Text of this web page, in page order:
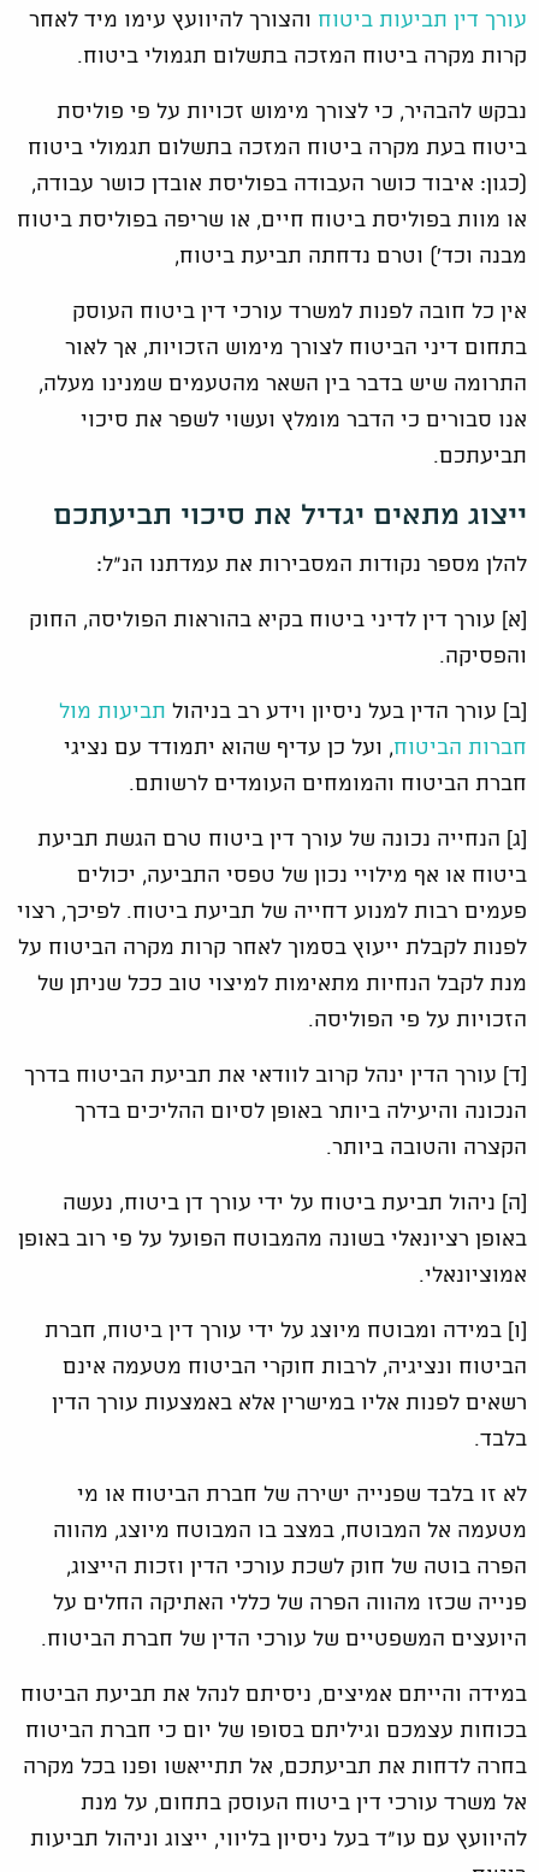
עורך דין תביעות ביטוח והצורך להיוועץ עימו מיד לאחר
קרות מקרה ביטוח המזכה בתשלום תגמולי ביטוח.
נבקש להבהיר, כי לצורך מימוש זכויות על פי פוליסת
ביטוח בעת מקרה ביטוח המזכה בתשלום תגמולי ביטוח
(כגון: איבוד כושר העבודה בפוליסת אובדן כושר עבודה,
או מוות בפוליסת ביטוח חיים, או שריפה בפוליסת ביטוח
מבנה וכד') וטרם נדחתה תביעת ביטוח,
אין כל חובה לפנות למשרד עורכי דין ביטוח העוסק
בתחום דיני הביטוח לצורך מימוש הזכויות, אך לאור
התרומה שיש בדבר בין השאר מהטעמים שמנינו מעלה,
אנו סבורים כי הדבר מומלץ ועשוי לשפר את סיכוי
תביעתכם.
ייצוג מתאים יגדיל את סיכוי תביעתכם
להלן מספר נקודות המסבירות את עמדתנו הנ"ל:
[א] עורך דין לדיני ביטוח בקיא בהוראות הפוליסה, החוק
והפסיקה.
[ב] עורך הדין בעל ניסיון וידע רב בניהול תביעות מול
חברות הביטוח, ועל כן עדיף שהוא יתמודד עם נציגי
חברת הביטוח והמומחים העומדים לרשותם.
[ג] הנחייה נכונה של עורך דין ביטוח טרם הגשת תביעת
ביטוח או אף מילויי נכון של טפסי התביעה, יכולים
פעמים רבות למנוע דחייה של תביעת ביטוח. לפיכך, רצוי
לפנות לקבלת ייעוץ בסמוך לאחר קרות מקרה הביטוח על
מנת לקבל הנחיות מתאימות למיצוי טוב ככל שניתן של
הזכויות על פי הפוליסה.
[ד] עורך הדין ינהל קרוב לוודאי את תביעת הביטוח בדרך
הנכונה והיעילה ביותר באופן לסיום ההליכים בדרך
הקצרה והטובה ביותר.
[ה] ניהול תביעת ביטוח על ידי עורך דן ביטוח, נעשה
באופן רציונאלי בשונה מהמבוטח הפועל על פי רוב באופן
אמוציונאלי.
[ו] במידה ומבוטח מיוצג על ידי עורך דין ביטוח, חברת
הביטוח ונציגיה, לרבות חוקרי הביטוח מטעמה אינם
רשאים לפנות אליו במישרין אלא באמצעות עורך הדין
בלבד.
לא זו בלבד שפנייה ישירה של חברת הביטוח או מי
מטעמה אל המבוטח, במצב בו המבוטח מיוצג, מהווה
הפרה בוטה של חוק לשכת עורכי הדין וזכות הייצוג,
פנייה שכזו מהווה הפרה של כללי האתיקה החלים על
היועצים המשפטיים של עורכי הדין של חברת הביטוח.
במידה והייתם אמיצים, ניסיתם לנהל את תביעת הביטוח
בכוחות עצמכם וגיליתם בסופו של יום כי חברת הביטוח
בחרה לדחות את תביעתכם, אל תתייאשו ופנו בכל מקרה
אל משרד עורכי דין ביטוח העוסק בתחום, על מנת
להיוועץ עם עו"ד בעל ניסיון בליווי, ייצוג וניהול תביעות